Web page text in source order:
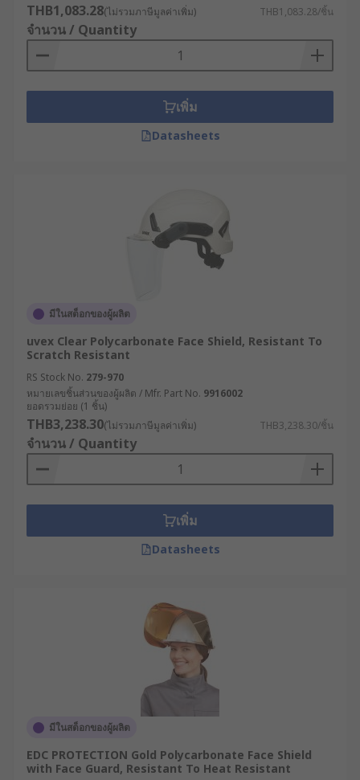
THB1,083.28(ไม่รวมภาษีมูลค่าเพิ่ม) THB1,083.28/ชิ้น
จำนวน / Quantity
เพิ่ม
Datasheets
มีในสต็อกของผู้ผลิต
uvex Clear Polycarbonate Face Shield, Resistant To
Scratch Resistant
RS Stock No. 279-970
หมายเลขชิ้นส่วนของผู้ผลิต / Mfr. Part No. 9916002
ยอดรวมย่อย (1 ชิ้น)
THB3,238.30(ไม่รวมภาษีมูลค่าเพิ่ม) THB3,238.30/ชิ้น
จำนวน / Quantity
เพิ่ม
Datasheets
มีในสต็อกของผู้ผลิต
EDC PROTECTION Gold Polycarbonate Face Shield
with Face Guard, Resistant To Heat Resistant